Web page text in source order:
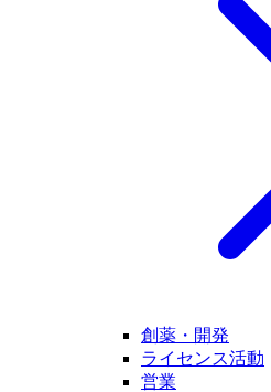
創薬・開発
ライセンス活動
営業